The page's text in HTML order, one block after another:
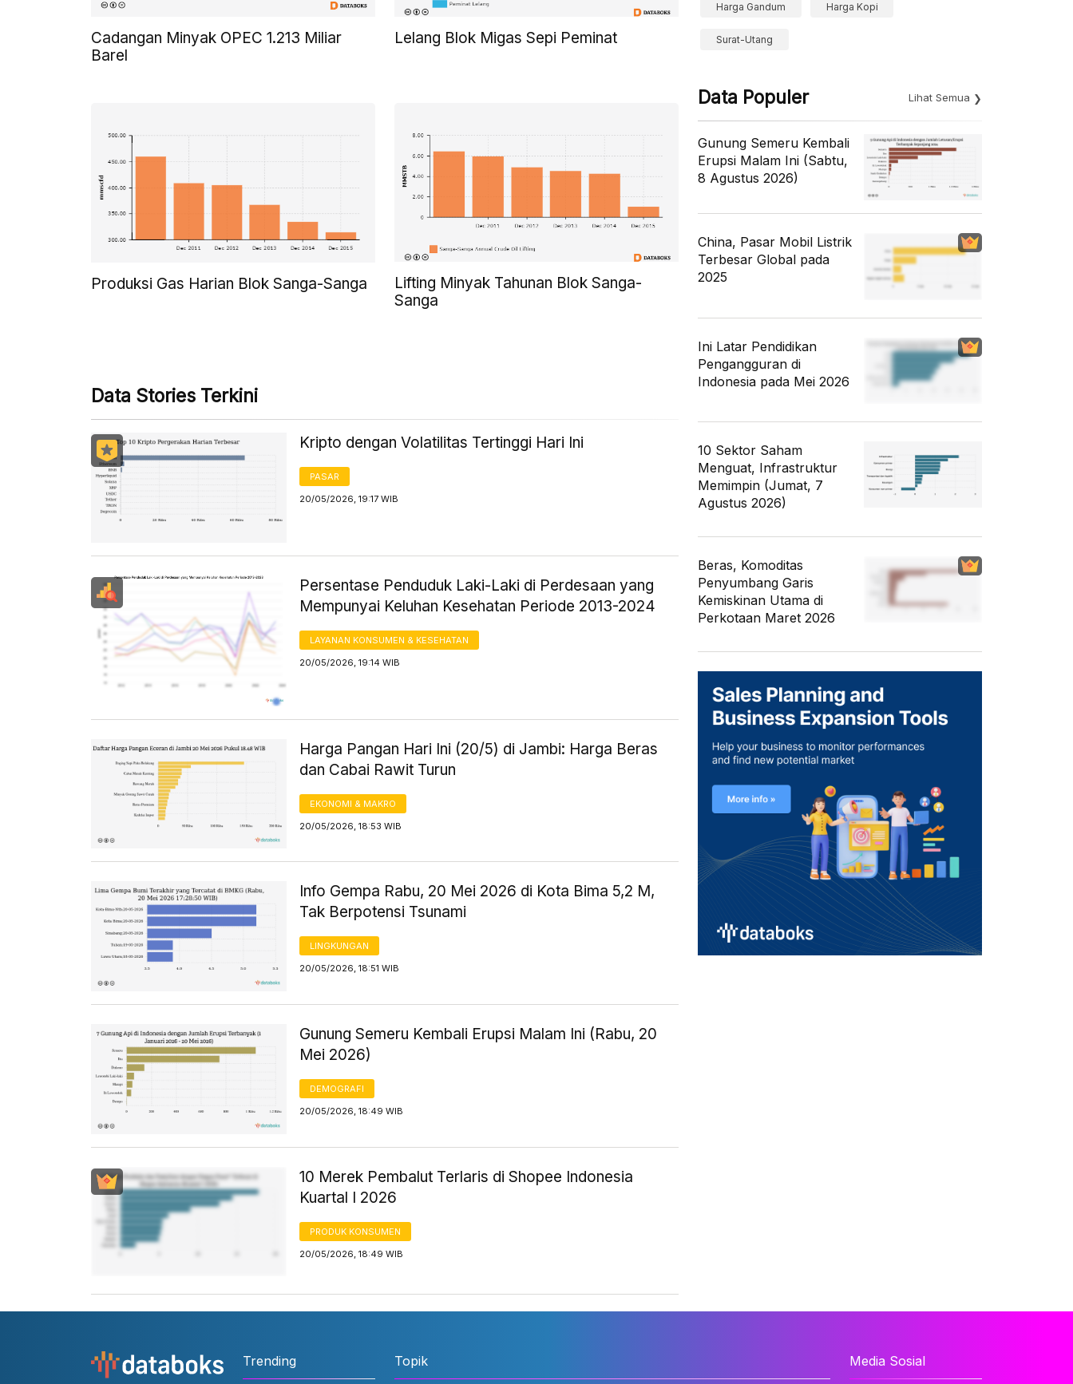
Cadangan Minyak OPEC 1.213 Miliar
Barel
Lelang Blok Migas Sepi Peminat
Produksi Gas Harian Blok Sanga-Sanga
Lifting Minyak Tahunan Blok Sanga-
Sanga
Data Stories Terkini
Kripto dengan Volatilitas Tertinggi Hari Ini
PASAR
20/05/2026, 19:17 WIB
Persentase Penduduk Laki-Laki di Perdesaan yang
Mempunyai Keluhan Kesehatan Periode 2013-2024
LAYANAN KONSUMEN & KESEHATAN
20/05/2026, 19:14 WIB
Harga Pangan Hari Ini (20/5) di Jambi: Harga Beras
dan Cabai Rawit Turun
EKONOMI & MAKRO
20/05/2026, 18:53 WIB
Info Gempa Rabu, 20 Mei 2026 di Kota Bima 5,2 M,
Tak Berpotensi Tsunami
LINGKUNGAN
20/05/2026, 18:51 WIB
Gunung Semeru Kembali Erupsi Malam Ini (Rabu, 20
Mei 2026)
DEMOGRAFI
20/05/2026, 18:49 WIB
10 Merek Pembalut Terlaris di Shopee Indonesia
Kuartal I 2026
PRODUK KONSUMEN
20/05/2026, 18:49 WIB
Harga Gandum Harga Kopi
Surat-Utang
Data Populer Lihat Semua
Gunung Semeru Kembali
Erupsi Malam Ini (Sabtu,
8 Agustus 2026)
China, Pasar Mobil Listrik
Terbesar Global pada
2025
Ini Latar Pendidikan
Pengangguran di
Indonesia pada Mei 2026
10 Sektor Saham
Menguat, Infrastruktur
Memimpin (Jumat, 7
Agustus 2026)
Beras, Komoditas
Penyumbang Garis
Kemiskinan Utama di
Perkotaan Maret 2026
Trending Topik Media Sosial